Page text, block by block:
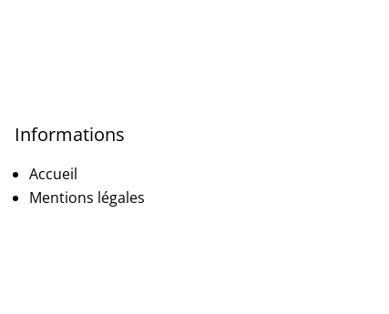
Informations
Accueil
Mentions légales